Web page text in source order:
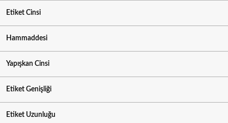
Etiket Cinsi
Hammaddesi
Yapışkan Cinsi
Etiket Genişliği
Etiket Uzunluğu